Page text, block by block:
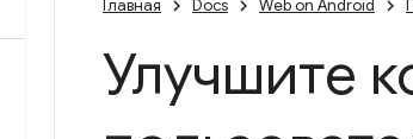
Главная Docs Web on Android
Улучшите